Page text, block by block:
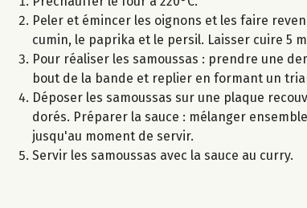
Peler et émincer les oignons et les faire
cumin, le paprika et le persil. Laisser cuire 5
Pour réaliser les samoussas : prendre une
bout de la bande et replier en formant un
Déposer les samoussas sur une plaque
dorés. Préparer la sauce : mélanger
jusqu'au moment de servir.
Servir les samoussas avec la sauce au curry.